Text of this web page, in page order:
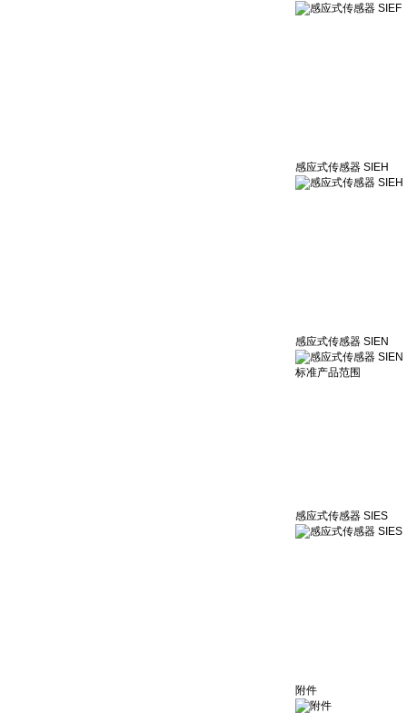
感应式传感器 SIEH
感应式传感器 SIEN
标准产品范围
感应式传感器 SIES
附件